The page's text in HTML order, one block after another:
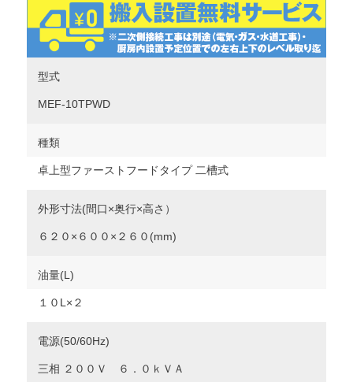
型式
MEF-10TPWD
種類
卓上型ファーストフードタイプ 二槽式
外形寸法(間口×奥行×高さ）
６２０×６００×２６０(mm)
油量(L)
１０L×２
電源(50/60Hz)
三相 ２００Ｖ ６．０ｋＶＡ